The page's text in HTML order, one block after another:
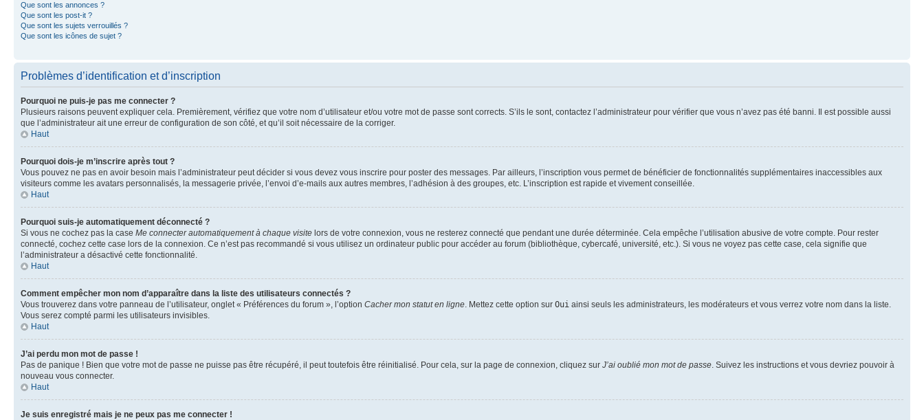
Que sont les annonces ?
Que sont les post-it ?
Que sont les sujets verrouillés ?
Que sont les icônes de sujet ?
Problèmes d’identification et d’inscription
Pourquoi ne puis-je pas me connecter ?
Plusieurs raisons peuvent expliquer cela. Premièrement, vérifiez que votre nom d’utilisateur et/ou votre mot de passe sont corrects. S’ils le sont, contactez l’administrateur pour vérifier que vous n’avez pas été banni. Il est possible aussi
que l’administrateur ait une erreur de configuration de son côté, et qu’il soit nécessaire de la corriger.
Haut
Pourquoi dois-je m’inscrire après tout ?
Vous pouvez ne pas en avoir besoin mais l’administrateur peut décider si vous devez vous inscrire pour poster des messages. Par ailleurs, l’inscription vous permet de bénéficier de fonctionnalités supplémentaires inaccessibles aux
visiteurs comme les avatars personnalisés, la messagerie privée, l’envoi d’e-mails aux autres membres, l’adhésion à des groupes, etc. L’inscription est rapide et vivement conseillée.
Haut
Pourquoi suis-je automatiquement déconnecté ?
Si vous ne cochez pas la case Me connecter automatiquement à chaque visite lors de votre connexion, vous ne resterez connecté que pendant une durée déterminée. Cela empêche l’utilisation abusive de votre compte. Pour rester
connecté, cochez cette case lors de la connexion. Ce n’est pas recommandé si vous utilisez un ordinateur public pour accéder au forum (bibliothèque, cybercafé, université, etc.). Si vous ne voyez pas cette case, cela signifie que
l’administrateur a désactivé cette fonctionnalité.
Haut
Comment empêcher mon nom d’apparaître dans la liste des utilisateurs connectés ?
Vous trouverez dans votre panneau de l’utilisateur, onglet « Préférences du forum », l’option Cacher mon statut en ligne. Mettez cette option sur Oui ainsi seuls les administrateurs, les modérateurs et vous verrez votre nom dans la liste.
Vous serez compté parmi les utilisateurs invisibles.
Haut
J’ai perdu mon mot de passe !
Pas de panique ! Bien que votre mot de passe ne puisse pas être récupéré, il peut toutefois être réinitialisé. Pour cela, sur la page de connexion, cliquez sur J’ai oublié mon mot de passe. Suivez les instructions et vous devriez pouvoir à
nouveau vous connecter.
Haut
Je suis enregistré mais je ne peux pas me connecter !